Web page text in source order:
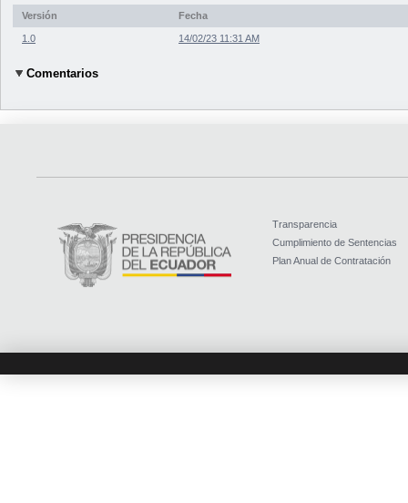
Versión Fecha
1.0 14/02/23 11:31 AM
Comentarios
Transparencia
Cumplimiento de Sentencias
Plan Anual de Contratación